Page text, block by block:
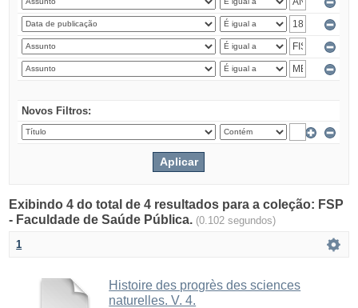
Novos Filtros:
Exibindo 4 do total de 4 resultados para a coleção: FSP
- Faculdade de Saúde Pública. (0.102 segundos)
1
Histoire des progrès des sciences
naturelles. V. 4.